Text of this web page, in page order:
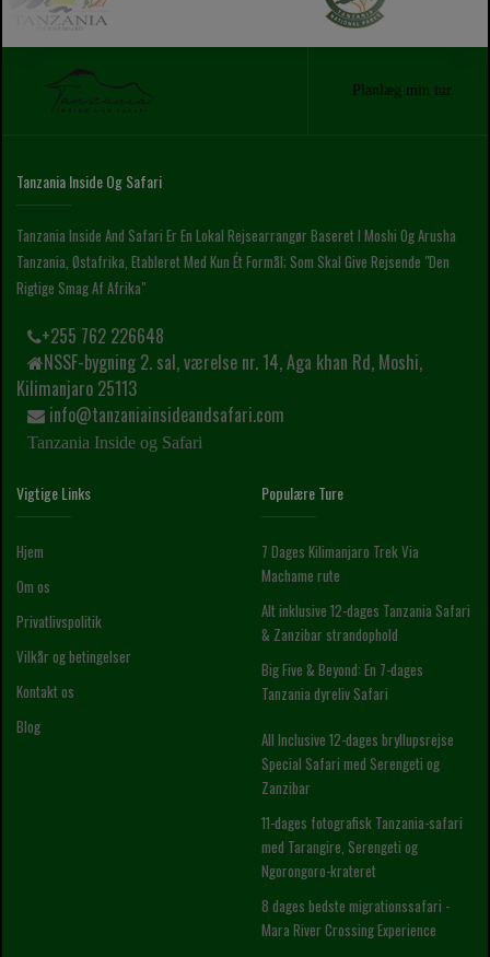
Planlæg min tur
Tanzania Inside Og Safari
Tanzania Inside And Safari Er En Lokal Rejsearrangør Baseret I Moshi Og Arusha
Tanzania, Østafrika, Etableret Med Kun Ét Formål; Som Skal Give Rejsende "den
Rigtige Smag Af Afrika"
+255 762 226648
NSSF-bygning 2. sal, værelse nr. 14, Aga khan Rd, Moshi,
Kilimanjaro 25113
info@tanzaniainsideandsafari.com
Tanzania Inside og Safari
Vigtige Links
Hjem
Om os
Privatlivspolitik
Vilkår og betingelser
Kontakt os
Blog
Populære Ture
7 Dages Kilimanjaro Trek Via
Machame rute
Alt inklusive 12-dages Tanzania Safari
& Zanzibar strandophold
Big Five & Beyond: En 7-dages
Tanzania dyreliv Safari
All Inclusive 12-dages bryllupsrejse
Special Safari med Serengeti og
Zanzibar
11-dages fotografisk Tanzania-safari
med Tarangire, Serengeti og
Ngorongoro-krateret
8 dages bedste migrationssafari -
Mara River Crossing Experience